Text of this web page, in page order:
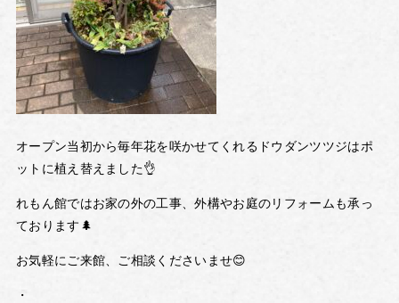
オープン当初から毎年花を咲かせてくれるドウダンツツジはポ
ットに植え替えました👌
れもん館ではお家の外の工事、外構やお庭のリフォームも承っ
ております🌲
お気軽にご来館、ご相談くださいませ😊
・